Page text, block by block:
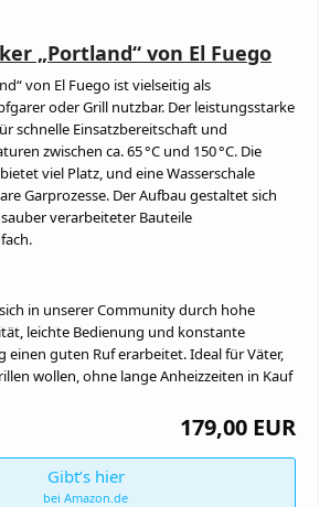
„Portland“ von El Fuego
von El Fuego ist vielseitig als
oder Grill nutzbar. Der leistungsstarke
schnelle Einsatzbereitschaft und
zwischen ca. 65 °C und 150 °C. Die
viel Platz, und eine Wasserschale
Garprozesse. Der Aufbau gestaltet sich
verarbeiteter Bauteile
in unserer Community durch hohe
leichte Bedienung und konstante
einen guten Ruf erarbeitet. Ideal für Väter,
wollen, ohne lange Anheizzeiten in Kauf
179,00 EUR
Gibt’s hier
bei Amazon.de